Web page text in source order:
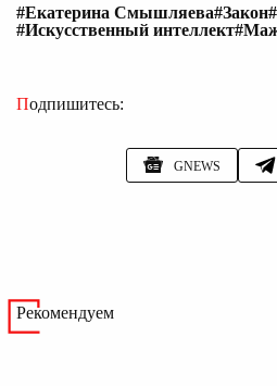
#Екатерина Смышляева#Закон
#Искусственный интеллект
Подпишитесь:
GNEWS
Рекомендуем